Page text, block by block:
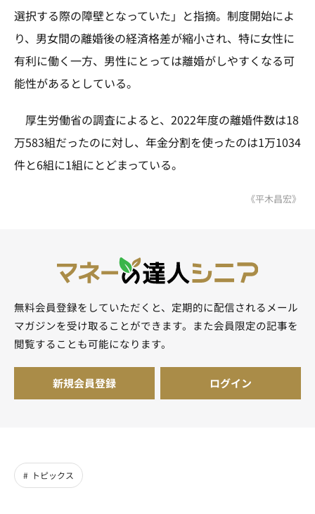
選択する際の障壁となっていた」と指摘。制度開始によ
り、男女間の離婚後の経済格差が縮小され、特に女性に
有利に働く一方、男性にとっては離婚がしやすくなる可
能性があるとしている。
厚生労働省の調査によると、2022年度の離婚件数は18
万583組だったのに対し、年金分割を使ったのは1万1034
件と6組に1組にとどまっている。
《平木昌宏》
無料会員登録をしていただくと、定期的に配信されるメール
マガジンを受け取ることができます。また会員限定の記事を
閲覧することも可能になります。
新規会員登録 ログイン
トピックス